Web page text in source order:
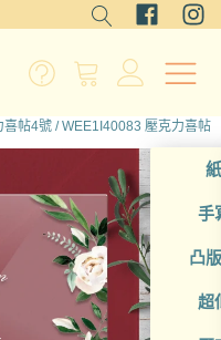
手
凸
超
喜帖4號 / WEE1I40083 壓克力喜帖